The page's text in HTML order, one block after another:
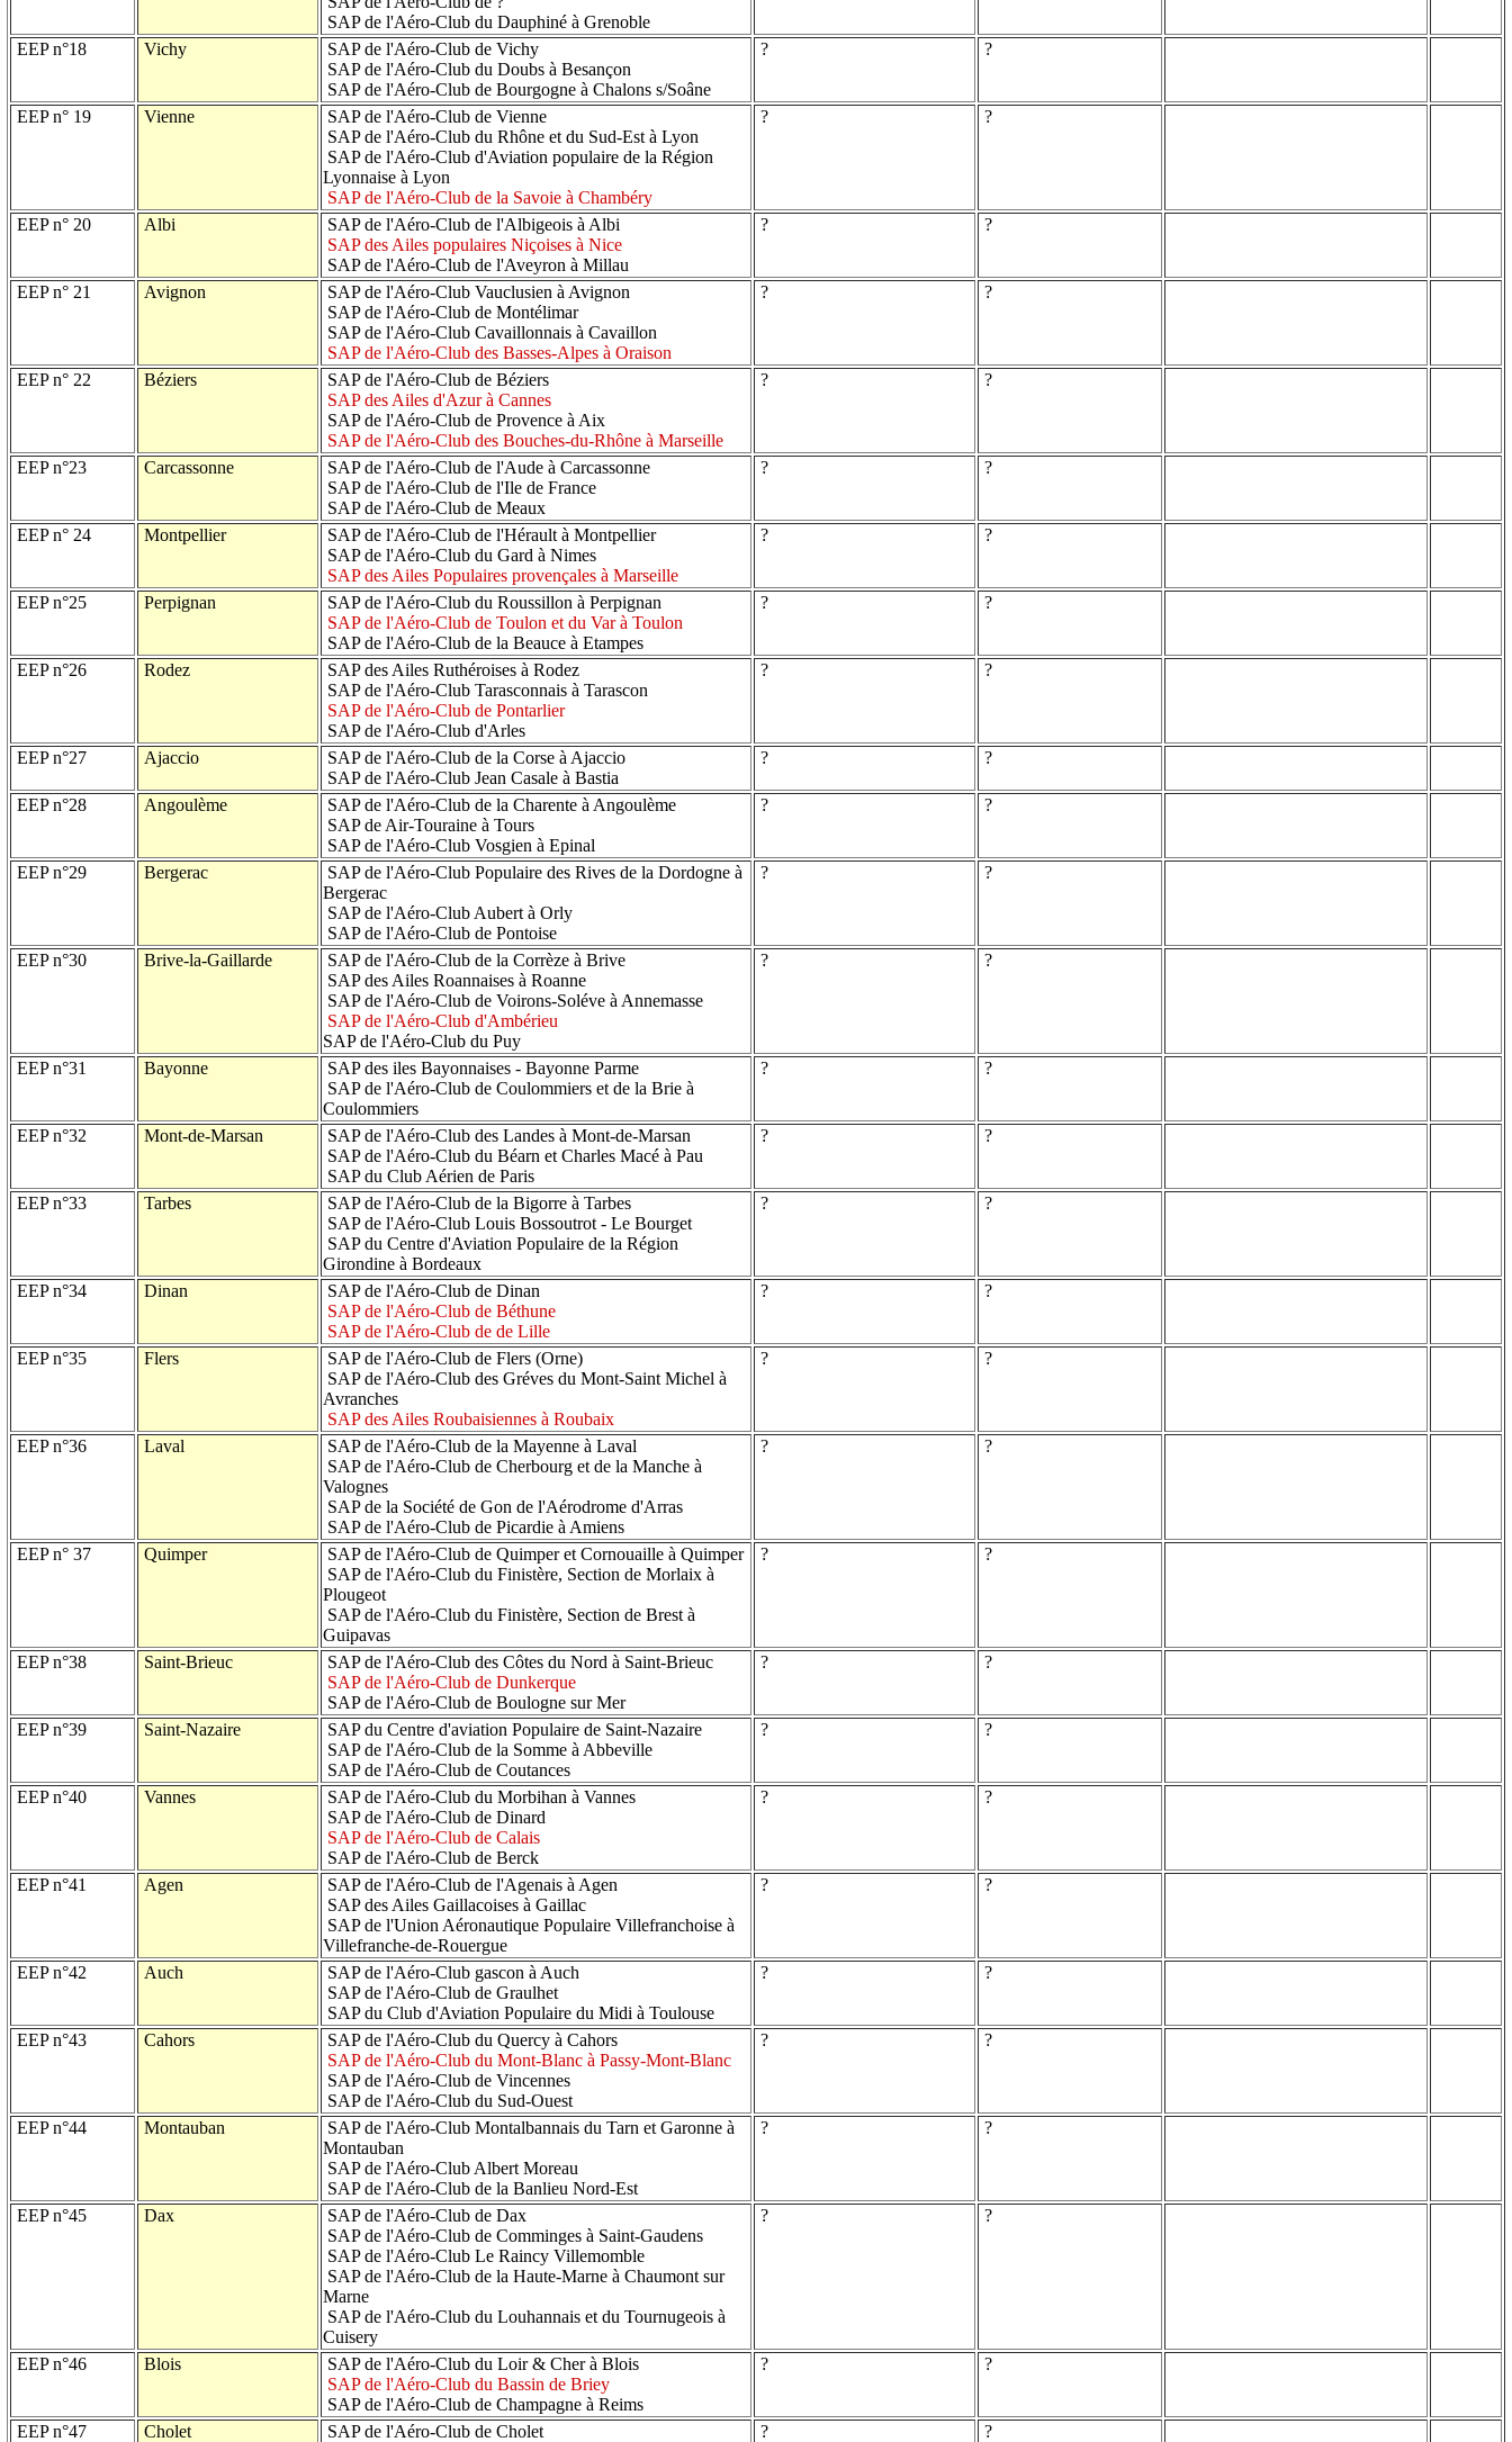
SAP de l'Aéro-Club du Dauphiné à Grenoble
EEP n°18 Vichy
SAP de l'Aéro-Club de Vichy
SAP de l'Aéro-Club du Doubs à Besançon
SAP de l'Aéro-Club de Bourgogne à Chalons s/Soâne
? ?
EEP n° 19 Vienne
SAP de l'Aéro-Club de Vienne
SAP de l'Aéro-Club du Rhône et du Sud-Est à Lyon
SAP de l'Aéro-Club d'Aviation populaire de la Région
Lyonnaise à Lyon
SAP de l'Aéro-Club de la Savoie à Chambéry
? ?
EEP n° 20 Albi
SAP de l'Aéro-Club de l'Albigeois à Albi
SAP des Ailes populaires Niçoises à Nice
SAP de l'Aéro-Club de l'Aveyron à Millau
? ?
EEP n° 21 Avignon
SAP de l'Aéro-Club Vauclusien à Avignon
SAP de l'Aéro-Club de Montélimar
SAP de l'Aéro-Club Cavaillonnais à Cavaillon
SAP de l'Aéro-Club des Basses-Alpes à Oraison
? ?
EEP n° 22 Béziers
SAP de l'Aéro-Club de Béziers
SAP des Ailes d'Azur à Cannes
SAP de l'Aéro-Club de Provence à Aix
SAP de l'Aéro-Club des Bouches-du-Rhône à Marseille
? ?
EEP n°23 Carcassonne
SAP de l'Aéro-Club de l'Aude à Carcassonne
SAP de l'Aéro-Club de l'Ile de France
SAP de l'Aéro-Club de Meaux
? ?
EEP n° 24 Montpellier
SAP de l'Aéro-Club de l'Hérault à Montpellier
SAP de l'Aéro-Club du Gard à Nimes
SAP des Ailes Populaires provençales à Marseille
? ?
EEP n°25 Perpignan
SAP de l'Aéro-Club du Roussillon à Perpignan
SAP de l'Aéro-Club de Toulon et du Var à Toulon
SAP de l'Aéro-Club de la Beauce à Etampes
? ?
EEP n°26 Rodez
SAP des Ailes Ruthéroises à Rodez
SAP de l'Aéro-Club Tarasconnais à Tarascon
SAP de l'Aéro-Club de Pontarlier
SAP de l'Aéro-Club d'Arles
? ?
EEP n°27 Ajaccio
SAP de l'Aéro-Club de la Corse à Ajaccio
SAP de l'Aéro-Club Jean Casale à Bastia
? ?
EEP n°28 Angoulème
SAP de l'Aéro-Club de la Charente à Angoulème
SAP de Air-Touraine à Tours
SAP de l'Aéro-Club Vosgien à Epinal
? ?
EEP n°29 Bergerac
SAP de l'Aéro-Club Populaire des Rives de la Dordogne à
Bergerac
SAP de l'Aéro-Club Aubert à Orly
SAP de l'Aéro-Club de Pontoise
? ?
EEP n°30 Brive-la-Gaillarde
SAP de l'Aéro-Club de la Corrèze à Brive
SAP des Ailes Roannaises à Roanne
SAP de l'Aéro-Club de Voirons-Soléve à Annemasse
SAP de l'Aéro-Club d'Ambérieu
SAP de l'Aéro-Club du Puy
? ?
EEP n°31 Bayonne
SAP des iles Bayonnaises - Bayonne Parme
SAP de l'Aéro-Club de Coulommiers et de la Brie à
Coulommiers
? ?
EEP n°32 Mont-de-Marsan
SAP de l'Aéro-Club des Landes à Mont-de-Marsan
SAP de l'Aéro-Club du Béarn et Charles Macé à Pau
SAP du Club Aérien de Paris
? ?
EEP n°33 Tarbes
SAP de l'Aéro-Club de la Bigorre à Tarbes
SAP de l'Aéro-Club Louis Bossoutrot - Le Bourget
SAP du Centre d'Aviation Populaire de la Région
Girondine à Bordeaux
? ?
EEP n°34 Dinan
SAP de l'Aéro-Club de Dinan
SAP de l'Aéro-Club de Béthune
SAP de l'Aéro-Club de de Lille
? ?
EEP n°35 Flers
SAP de l'Aéro-Club de Flers (Orne)
SAP de l'Aéro-Club des Gréves du Mont-Saint Michel à
Avranches
SAP des Ailes Roubaisiennes à Roubaix
? ?
EEP n°36 Laval
SAP de l'Aéro-Club de la Mayenne à Laval
SAP de l'Aéro-Club de Cherbourg et de la Manche à
Valognes
SAP de la Société de Gon de l'Aérodrome d'Arras
SAP de l'Aéro-Club de Picardie à Amiens
? ?
EEP n° 37 Quimper
SAP de l'Aéro-Club de Quimper et Cornouaille à Quimper
SAP de l'Aéro-Club du Finistère, Section de Morlaix à
Plougeot
SAP de l'Aéro-Club du Finistère, Section de Brest à
Guipavas
? ?
EEP n°38 Saint-Brieuc
SAP de l'Aéro-Club des Côtes du Nord à Saint-Brieuc
SAP de l'Aéro-Club de Dunkerque
SAP de l'Aéro-Club de Boulogne sur Mer
? ?
EEP n°39 Saint-Nazaire
SAP du Centre d'aviation Populaire de Saint-Nazaire
SAP de l'Aéro-Club de la Somme à Abbeville
SAP de l'Aéro-Club de Coutances
? ?
EEP n°40 Vannes
SAP de l'Aéro-Club du Morbihan à Vannes
SAP de l'Aéro-Club de Dinard
SAP de l'Aéro-Club de Calais
SAP de l'Aéro-Club de Berck
? ?
EEP n°41 Agen
SAP de l'Aéro-Club de l'Agenais à Agen
SAP des Ailes Gaillacoises à Gaillac
SAP de l'Union Aéronautique Populaire Villefranchoise à
Villefranche-de-Rouergue
? ?
EEP n°42 Auch
SAP de l'Aéro-Club gascon à Auch
SAP de l'Aéro-Club de Graulhet
SAP du Club d'Aviation Populaire du Midi à Toulouse
? ?
EEP n°43 Cahors
SAP de l'Aéro-Club du Quercy à Cahors
SAP de l'Aéro-Club du Mont-Blanc à Passy-Mont-Blanc
SAP de l'Aéro-Club de Vincennes
SAP de l'Aéro-Club du Sud-Ouest
? ?
EEP n°44 Montauban
SAP de l'Aéro-Club Montalbannais du Tarn et Garonne à
Montauban
SAP de l'Aéro-Club Albert Moreau
SAP de l'Aéro-Club de la Banlieu Nord-Est
? ?
EEP n°45 Dax
SAP de l'Aéro-Club de Dax
SAP de l'Aéro-Club de Comminges à Saint-Gaudens
SAP de l'Aéro-Club Le Raincy Villemomble
SAP de l'Aéro-Club de la Haute-Marne à Chaumont sur
Marne
SAP de l'Aéro-Club du Louhannais et du Tournugeois à
Cuisery
? ?
EEP n°46 Blois
SAP de l'Aéro-Club du Loir & Cher à Blois
SAP de l'Aéro-Club du Bassin de Briey
SAP de l'Aéro-Club de Champagne à Reims
? ?
EEP n°47 Cholet
SAP de l'Aéro-Club de Cholet
? ?